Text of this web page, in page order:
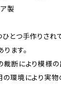
製
とつ手作りされ
ます。
断により模様の
環境により実物